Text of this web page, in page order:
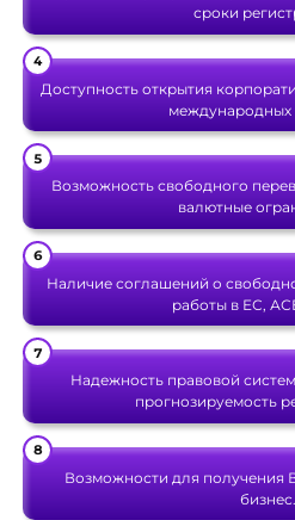
сроки
Доступность открытия
международных
Возможность свободного
валютные
Наличие соглашений о
работы в ЕС,
Надежность правовой
прогнозируемость
Возможности для получения
бизнес.